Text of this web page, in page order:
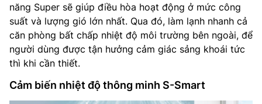
năng Super sẽ giúp điều hòa hoạt động ở mức công
suất và lượng gió lớn nhất. Qua đó, làm lạnh nhanh cả
căn phòng bất chấp nhiệt độ môi trường bên ngoài, để
người dùng được tận hưởng cảm giác sảng khoái tức
thì khi cần thiết.
Cảm biến nhiệt độ thông minh S-Smart